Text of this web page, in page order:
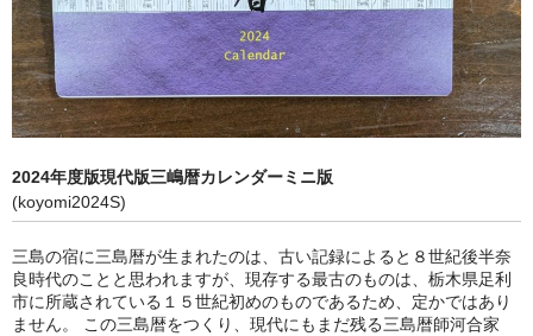
2024年度版現代版三嶋暦カレンダーミニ版
(koyomi2024S)
三島の宿に三島暦が生まれたのは、古い記録によると８世紀後半奈
良時代のことと思われますが、現存する最古のものは、栃木県足利
市に所蔵されている１５世紀初めのものであるため、定かではあり
ません。 この三島暦をつくり、現代にもまだ残る三島暦師河合家